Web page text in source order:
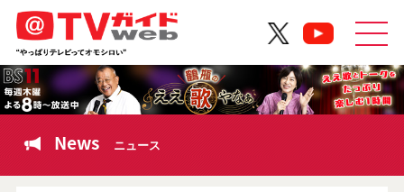
News ニュース